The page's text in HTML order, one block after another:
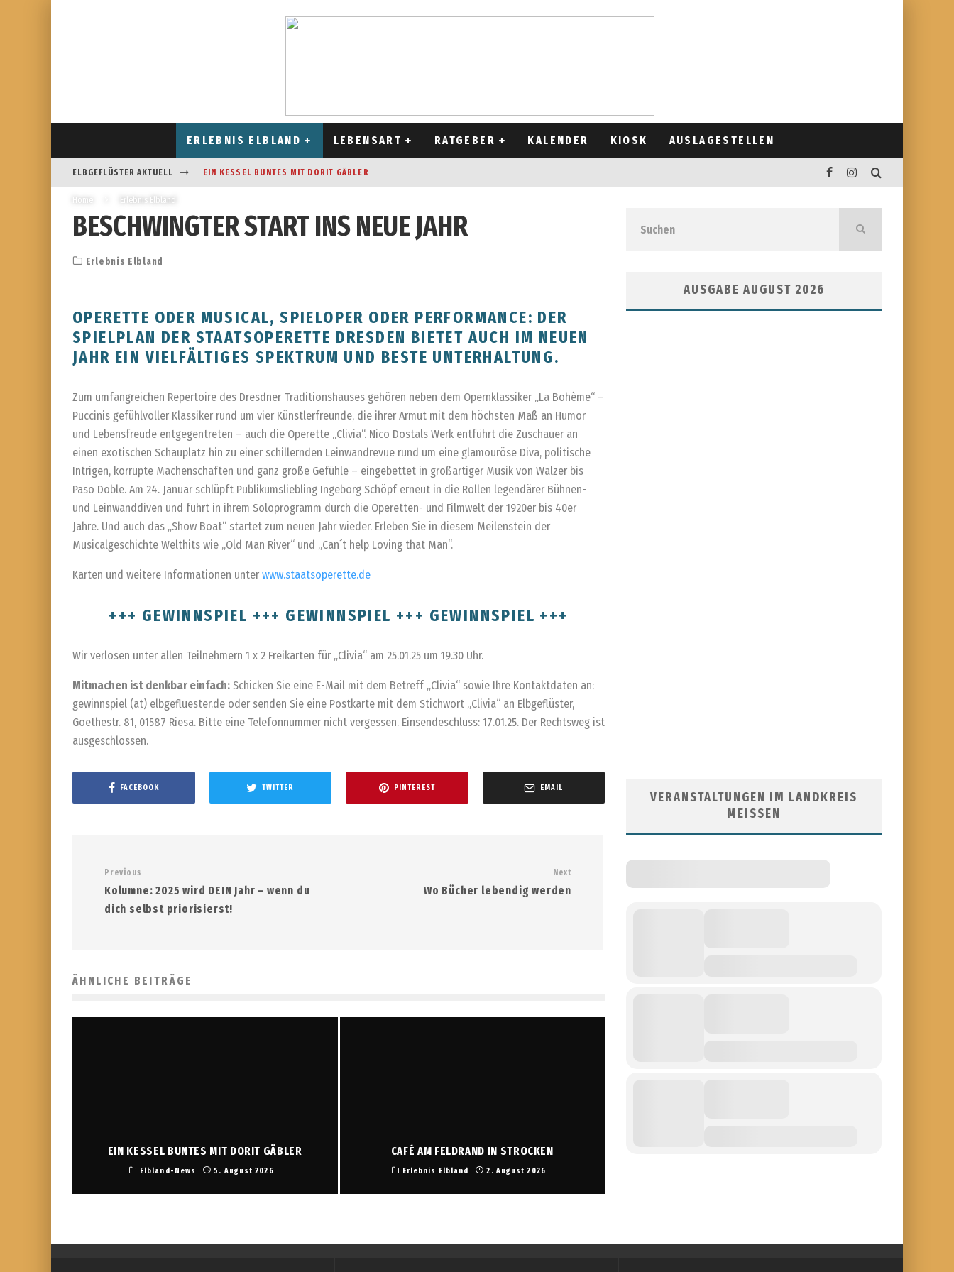
ERLEBNIS ELBLAND LEBENSART RATGEBER KALENDER KIOSK AUSLAGESTELLEN
ELBGEFLÜSTER AKTUELL EIN KESSEL BUNTES MIT DORIT GÄBLER
DAS HOROSKOP FÜR AUGUST 2026
Home Erlebnis Elbland
BESCHWINGTER START INS NEUE JAHR
Erlebnis Elbland
OPERETTE ODER MUSICAL, SPIELOPER ODER PERFORMANCE: DER
SPIELPLAN DER STAATSOPERETTE DRESDEN BIETET AUCH IM NEUEN
JAHR EIN VIELFÄLTIGES SPEKTRUM UND BESTE UNTERHALTUNG.
Zum umfangreichen Repertoire des Dresdner Traditionshauses gehören neben dem Opernklassiker „La Bohème“ –
Puccinis gefühlvoller Klassiker rund um vier Künstlerfreunde, die ihrer Armut mit dem höchsten Maß an Humor
und Lebensfreude entgegentreten – auch die Operette „Clivia“. Nico Dostals Werk entführt die Zuschauer an
einen exotischen Schauplatz hin zu einer schillernden Leinwandrevue rund um eine glamouröse Diva, politische
Intrigen, korrupte Machenschaften und ganz große Gefühle – eingebettet in großartiger Musik von Walzer bis
Paso Doble. Am 24. Januar schlüpft Publikumsliebling Ingeborg Schöpf erneut in die Rollen legendärer Bühnen-
und Leinwanddiven und führt in ihrem Soloprogramm durch die Operetten- und Filmwelt der 1920er bis 40er
Jahre. Und auch das „Show Boat“ startet zum neuen Jahr wieder. Erleben Sie in diesem Meilenstein der
Musicalgeschichte Welthits wie „Old Man River“ und „Can´t help Loving that Man“.
Karten und weitere Informationen unter www.staatsoperette.de
+++ GEWINNSPIEL +++ GEWINNSPIEL +++ GEWINNSPIEL +++
Wir verlosen unter allen Teilnehmern 1 x 2 Freikarten für „Clivia“ am 25.01.25 um 19.30 Uhr.
Mitmachen ist denkbar einfach: Schicken Sie eine E-Mail mit dem Betreff „Clivia“ sowie Ihre Kontaktdaten an:
gewinnspiel (at) elbgefluester.de oder senden Sie eine Postkarte mit dem Stichwort „Clivia“ an Elbgeflüster,
Goethestr. 81, 01587 Riesa. Bitte eine Telefonnummer nicht vergessen. Einsendeschluss: 17.01.25. Der Rechtsweg ist
ausgeschlossen.
FACEBOOK TWITTER PINTEREST EMAIL
Previous
Kolumne: 2025 wird DEIN Jahr – wenn du
dich selbst priorisierst!
Next
Wo Bücher lebendig werden
ÄHNLICHE BEITRÄGE
EIN KESSEL BUNTES MIT DORIT GÄBLER
Elbland-News 5. August 2026
CAFÉ AM FELDRAND IN STROCKEN
Erlebnis Elbland 2. August 2026
AUSGABE AUGUST 2026
VERANSTALTUNGEN IM LANDKREIS
MEISSEN